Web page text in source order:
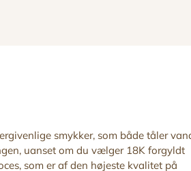
smykker, som både tåler
uanset om du vælger 18K forgyldt
som er af den højeste kvalitet på